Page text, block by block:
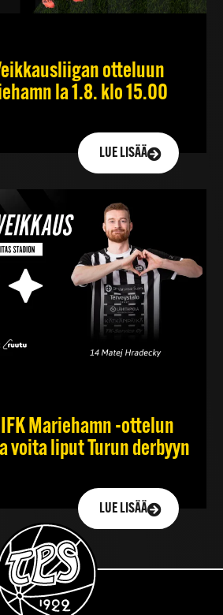
otteluun
la 1.8. klo 15.00
LUE LISÄÄ
IFK Mariehamn -ottelun
voita liput Turun derbyyn
LUE LISÄÄ